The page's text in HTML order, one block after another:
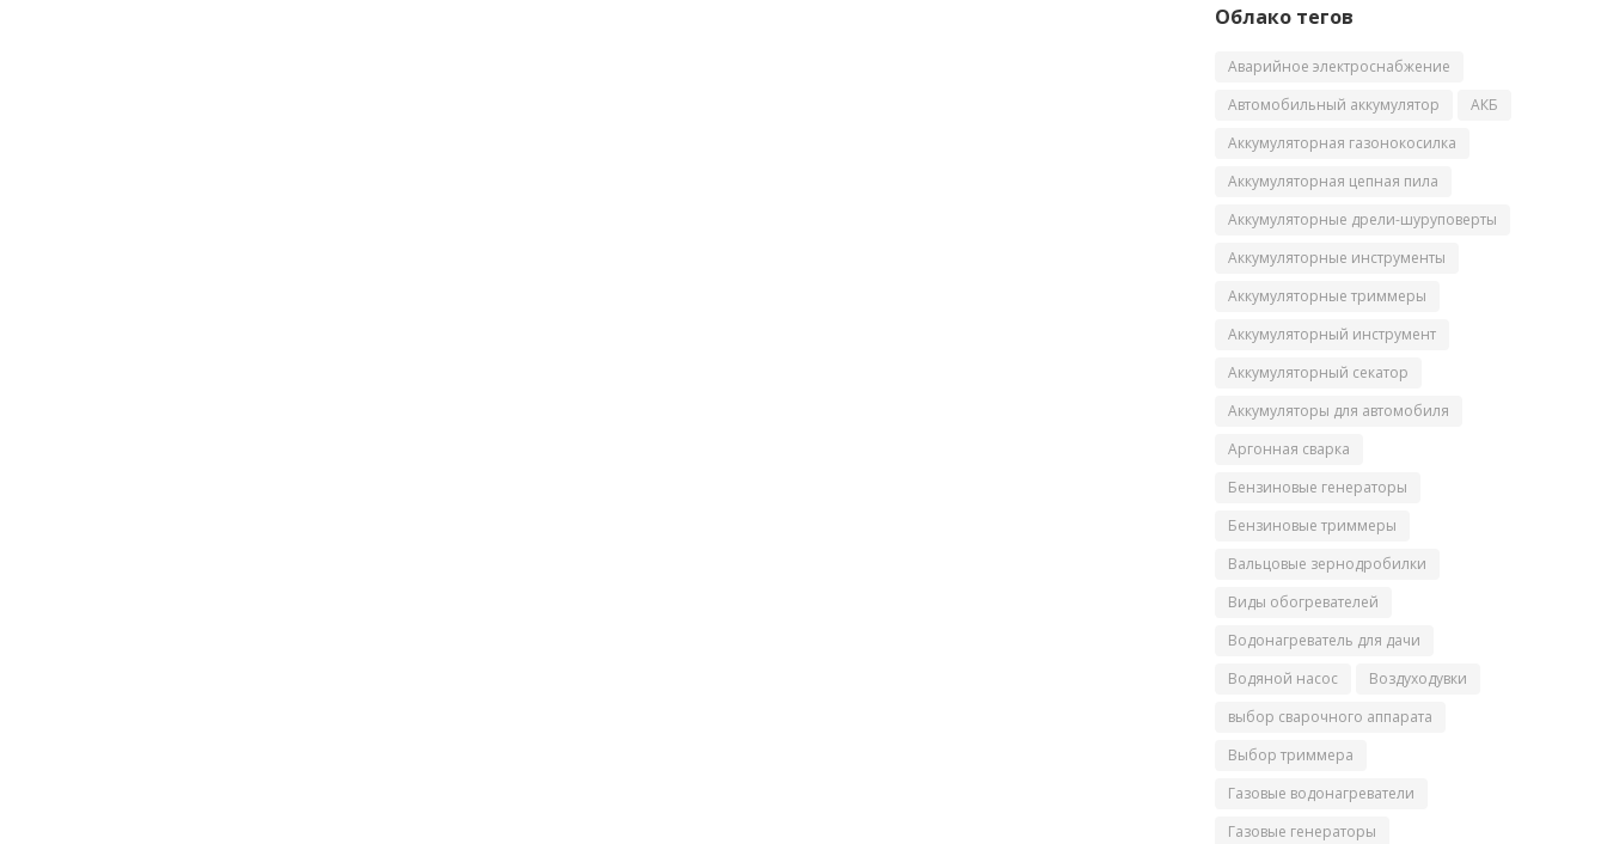
Облако тегов
Аварийное электроснабжение
Автомобильный аккумулятор
АКБ
Аккумуляторная газонокосилка
Аккумуляторная цепная пила
Аккумуляторные дрели-шуруповерты
Аккумуляторные инструменты
Аккумуляторные триммеры
Аккумуляторный инструмент
Аккумуляторный секатор
Аккумуляторы для автомобиля
Аргонная сварка
Бензиновые генераторы
Бензиновые триммеры
Вальцовые зернодробилки
Виды обогревателей
Водонагреватель для дачи
Водяной насос
Воздуходувки
выбор сварочного аппарата
Выбор триммера
Газовые водонагреватели
Газовые генераторы